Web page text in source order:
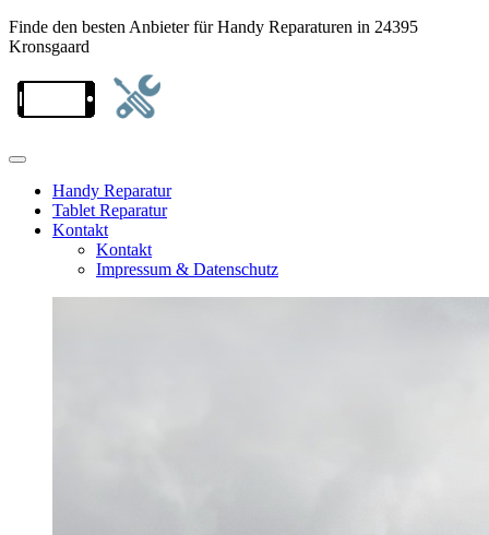
Finde den besten Anbieter für Handy Reparaturen in 24395
Kronsgaard
Handy Reparatur
Tablet Reparatur
Kontakt
Kontakt
Impressum & Datenschutz